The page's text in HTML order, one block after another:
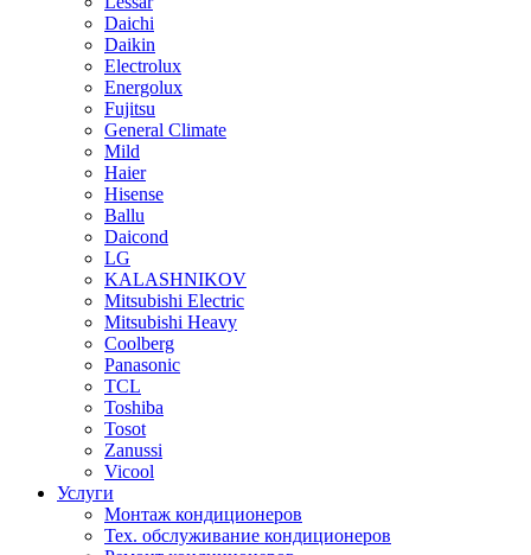
Daichi
Daikin
Electrolux
Energolux
Fujitsu
General Climate
Mild
Haier
Hisense
Ballu
Daicond
LG
KALASHNIKOV
Mitsubishi Electric
Mitsubishi Heavy
Сoolberg
Panasonic
TCL
Toshiba
Tosot
Zanussi
Vicool
Услуги
Монтаж кондиционеров
Тех. обслуживание кондиционеров